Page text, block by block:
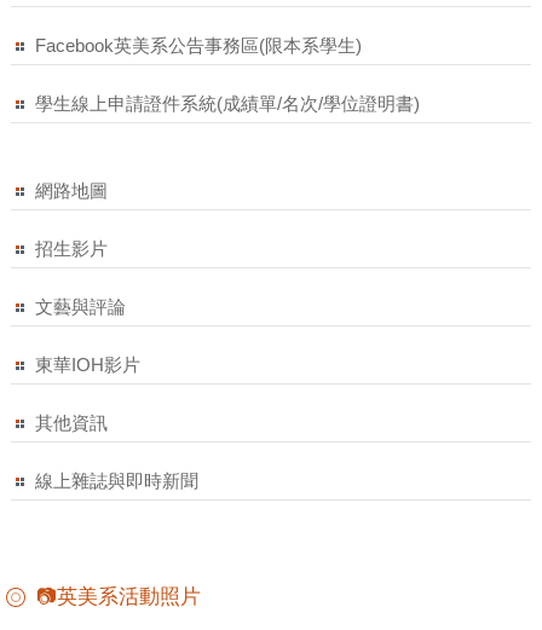
Facebook英美系公告事務區(限本系學生)
學生線上申請證件系統(成績單/名次/學位證明書)
網路地圖
招生影片
文藝與評論
東華IOH影片
其他資訊
線上雜誌與即時新聞
📷英美系活動照片